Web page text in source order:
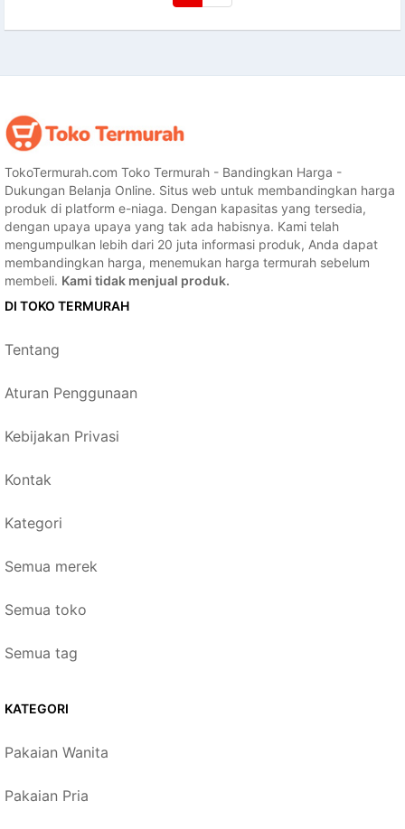
TokoTermurah.com Toko Termurah - Bandingkan Harga -
Dukungan Belanja Online. Situs web untuk membandingkan harga
produk di platform e-niaga. Dengan kapasitas yang tersedia,
dengan upaya upaya yang tak ada habisnya. Kami telah
mengumpulkan lebih dari 20 juta informasi produk, Anda dapat
membandingkan harga, menemukan harga termurah sebelum
membeli. Kami tidak menjual produk.
DI TOKO TERMURAH
Tentang
Aturan Penggunaan
Kebijakan Privasi
Kontak
Kategori
Semua merek
Semua toko
Semua tag
KATEGORI
Pakaian Wanita
Pakaian Pria